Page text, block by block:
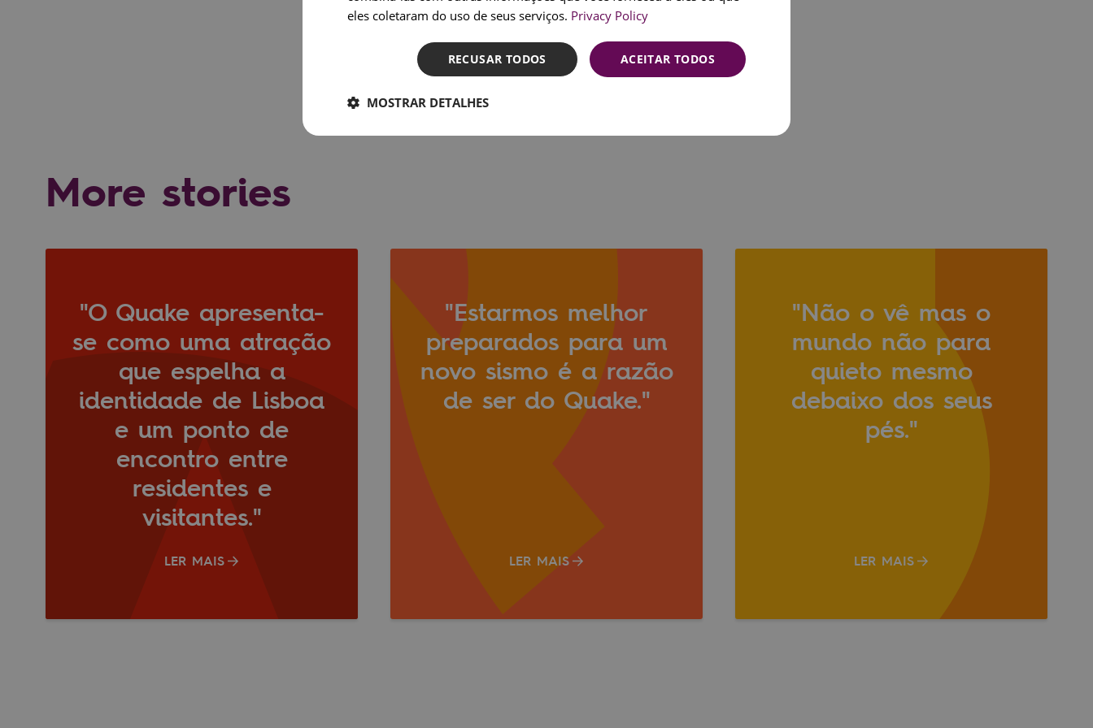
More stories
"O Quake apresenta-
se como uma atração
que espelha a
identidade de Lisboa
e um ponto de
encontro entre
residentes e
visitantes."
LER MAIS
"Estarmos melhor
preparados para um
novo sismo é a razão
de ser do Quake."
LER MAIS
"Não o vê mas o
mundo não para
quieto mesmo
debaixo dos seus
pés."
LER MAIS
eles coletaram do uso de seus serviços. Privacy Policy
ACEITAR TODOS
RECUSAR TODOS
MOSTRAR DETALHES